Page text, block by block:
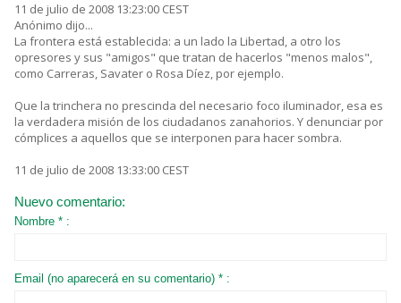
11 de julio de 2008 13:23:00 CEST
Anónimo dijo...
La frontera está establecida: a un lado la Libertad, a otro los
opresores y sus "amigos" que tratan de hacerlos "menos malos",
como Carreras, Savater o Rosa Díez, por ejemplo.
Que la trinchera no prescinda del necesario foco iluminador, esa es
la verdadera misión de los ciudadanos zanahorios. Y denunciar por
cómplices a aquellos que se interponen para hacer sombra.
11 de julio de 2008 13:33:00 CEST
Nuevo comentario:
Nombre * :
Email (no aparecerá en su comentario) * :